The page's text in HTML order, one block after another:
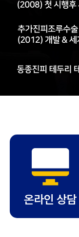
온라인 상담